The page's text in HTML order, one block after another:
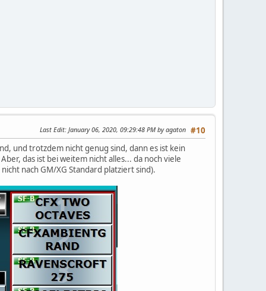
#10
Last Edit: January 06, 2020, 09:29:48 PM by agaton
und trotzdem nicht genug sind, dann es ist kein
das ist bei weitem nicht alles... da noch viele
nach GM/XG Standard platziert sind).